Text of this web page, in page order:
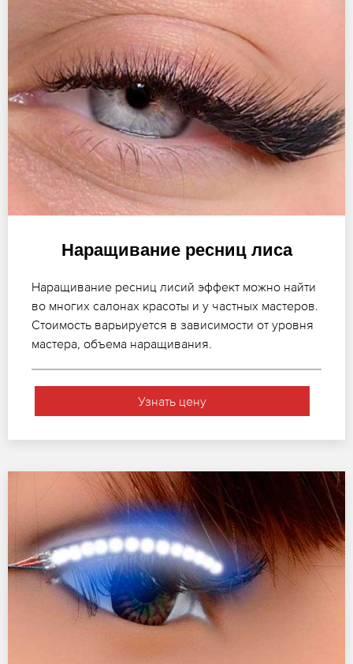
Наращивание ресниц лиса
Наращивание ресниц лисий эффект можно найти
во многих салонах красоты и у частных мастеров.
Стоимость варьируется в зависимости от уровня
мастера, объема наращивания.
Узнать цену